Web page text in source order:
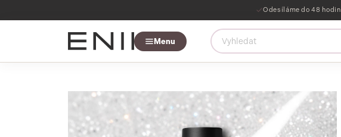
Odesíláme do 48 hodin
Menu